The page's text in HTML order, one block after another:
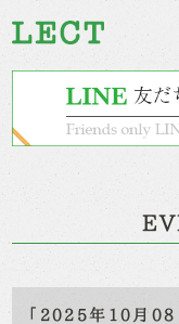
「2025年10月08